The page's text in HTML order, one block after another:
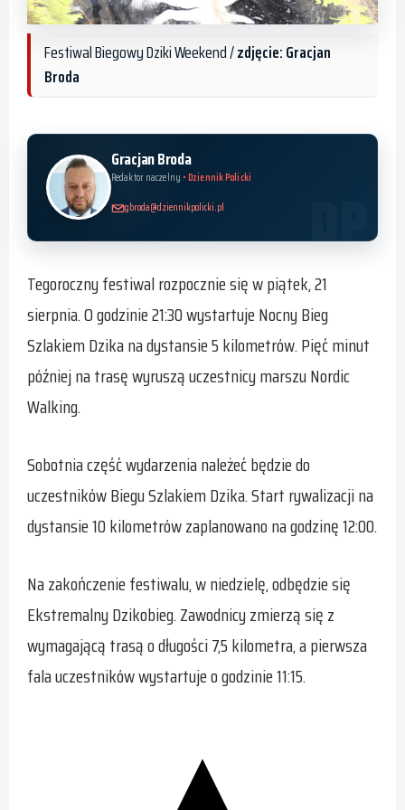
Festiwal Biegowy Dziki Weekend /zdjęcie: Gracjan
Broda
Gracjan Broda
Redaktor naczelny • Dziennik Policki
gbroda@dziennikpolicki.pl
Tegoroczny festiwal rozpocznie się w piątek, 21
sierpnia. O godzinie 21:30 wystartuje Nocny Bieg
Szlakiem Dzika na dystansie 5 kilometrów. Pięć minut
później na trasę wyruszą uczestnicy marszu Nordic
Walking.
Sobotnia część wydarzenia należeć będzie do
uczestników Biegu Szlakiem Dzika. Start rywalizacji na
dystansie 10 kilometrów zaplanowano na godzinę 12:00.
Na zakończenie festiwalu, w niedzielę, odbędzie się
Ekstremalny Dzikobieg. Zawodnicy zmierzą się z
wymagającą trasą o długości 7,5 kilometra, a pierwsza
fala uczestników wystartuje o godzinie 11:15.